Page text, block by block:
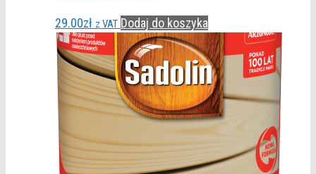
29.00zł z VAT Dodaj do koszyka